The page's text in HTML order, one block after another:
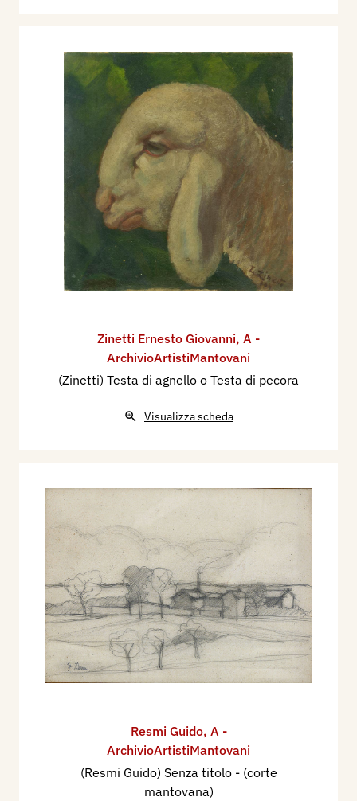
Zinetti Ernesto Giovanni, A -
ArchivioArtistiMantovani
(Zinetti) Testa di agnello o Testa di pecora
Visualizza scheda
Resmi Guido, A -
ArchivioArtistiMantovani
(Resmi Guido) Senza titolo - (corte
mantovana)